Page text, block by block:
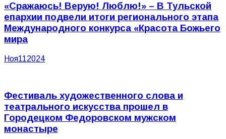
«Сражаюсь! Верую! Люблю!» – В Тульской
епархии подвели итоги регионального этапа
Международного конкурса «Красота Божьего
мира
Ноя112024
Фестиваль художественного слова и
театрального искусства прошел в
Городецком Федоровском мужском
монастыре